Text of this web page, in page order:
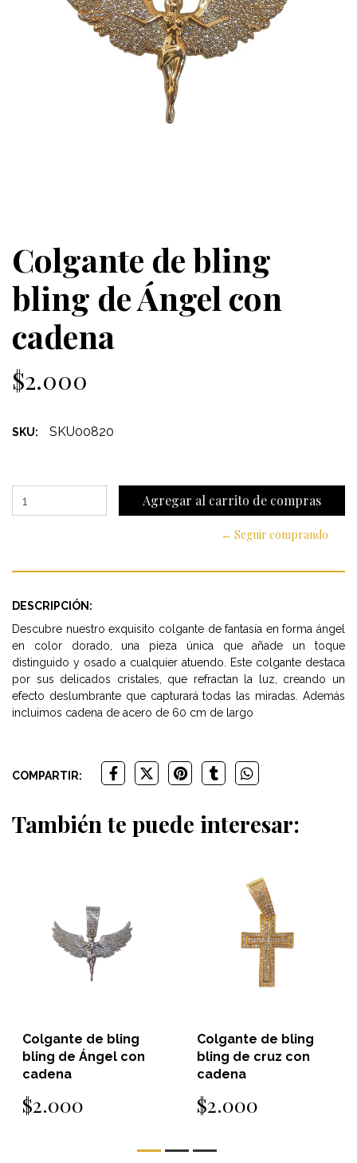
Colgante de bling
bling de Ángel con
cadena
$2.000
SKU: SKU00820
← Seguir comprando
DESCRIPCIÓN:
Descubre nuestro exquisito colgante de fantasía en forma ángel
en color dorado, una pieza única que añade un toque
distinguido y osado a cualquier atuendo. Este colgante destaca
por sus delicados cristales, que refractan la luz, creando un
efecto deslumbrante que capturará todas las miradas. Además
incluimos cadena de acero de 60 cm de largo
COMPARTIR:
También te puede interesar:
Colgante de bling
bling de cruz con
cadena
$2.000
Colgante de bling
bling de cruz con
cadena
$2.000